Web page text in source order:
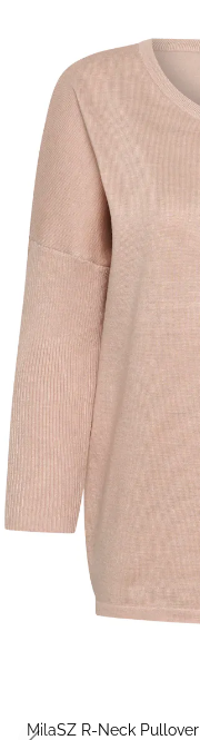
2 FOR €65
MilaSZ R-Neck Pullover